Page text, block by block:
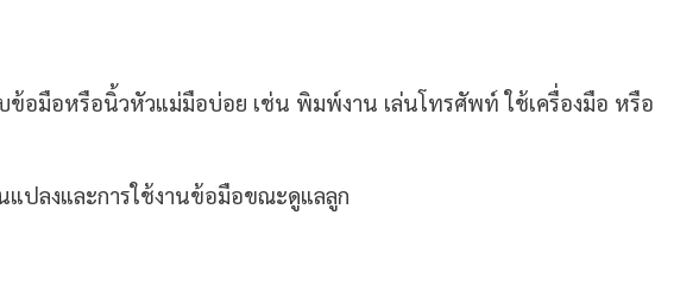
ข้อมือหรือนิ้วหัวแม่มือบ่อย เช่น พิมพ์งาน เล่นโทรศัพท์ ใช้เครื่องมือ หรือ
แปลงและการใช้งานข้อมือขณะดูแลลูก